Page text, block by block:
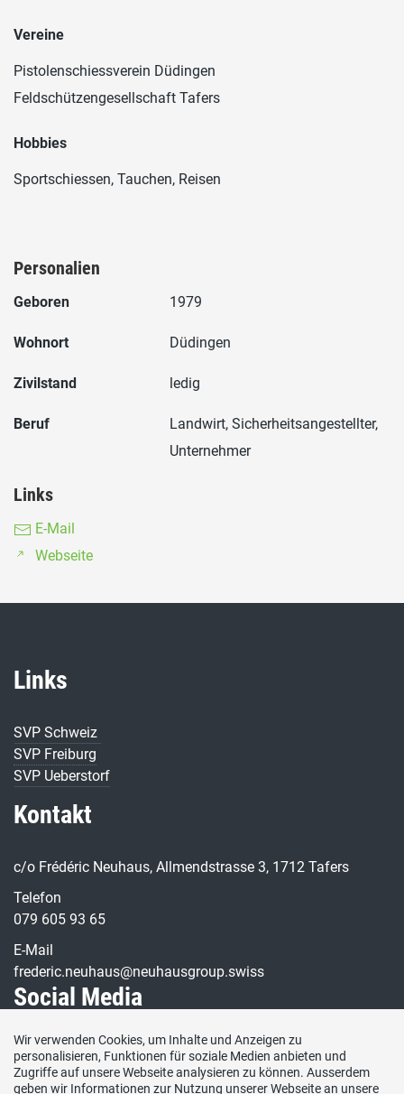
Vereine
Pistolenschiessverein Düdingen
Feldschützengesellschaft Tafers
Hobbies
Sportschiessen, Tauchen, Reisen
Personalien
Geboren 1979
Wohnort Düdingen
Zivilstand ledig
Beruf
Landwirt, Sicherheitsangestellter,
Unternehmer
Links
E-Mail
Webseite
Links
SVP Schweiz
SVP Freiburg
SVP Ueberstorf
Kontakt
c/o Frédéric Neuhaus, Allmendstrasse 3, 1712 Tafers
Telefon
079 605 93 65
E-Mail
frederic.neuhaus@neuhausgroup.swiss
Social Media
Besuchen Sie uns bei:
Wir verwenden Cookies, um Inhalte und Anzeigen zu
personalisieren, Funktionen für soziale Medien anbieten und
Zugriffe auf unsere Webseite analysieren zu können. Ausserdem
geben wir Informationen zur Nutzung unserer Webseite an unsere